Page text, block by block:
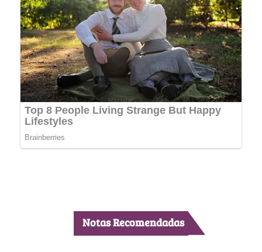
Notas Recomendadas